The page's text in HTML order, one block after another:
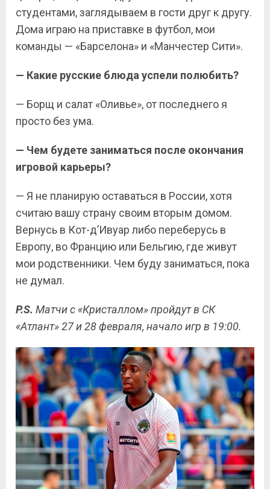
студентами, заглядываем в гости друг к другу.
Дома играю на приставке в футбол, мои
команды — «Барселона» и «Манчестер Сити».
— Какие русские блюда успели полюбить?
— Борщ и салат «Оливье», от последнего я
просто без ума.
— Чем будете заниматься после окончания
игровой карьеры?
— Я не планирую оставаться в России, хотя
считаю вашу страну своим вторым домом.
Вернусь в Кот-д’Ивуар либо переберусь в
Европу, во Францию или Бельгию, где живут
мои родственники. Чем буду заниматься, пока
не думал.
P.S. Матчи с «Кристаллом» пройдут в СК
«Атлант» 27 и 28 февраля, начало игр в 19:00.